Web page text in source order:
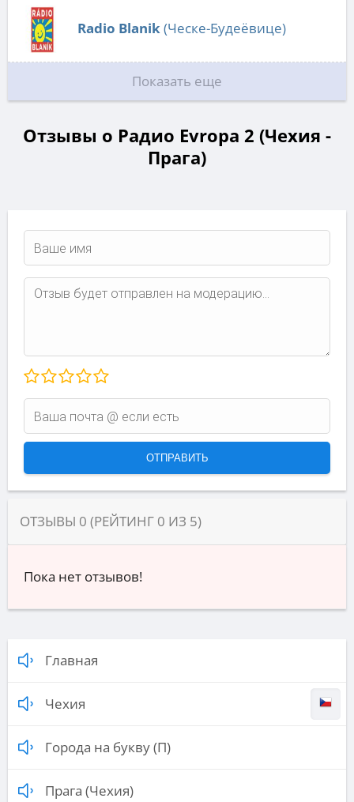
Radio Blanik(Ческе-Будеёвице)
Показать еще
Отзывы о Радио Evropa 2 (Чехия -
Прага)
ОТЗЫВЫ 0 (РЕЙТИНГ 0 ИЗ 5)
Пока нет отзывов!
Главная
Чехия
Города на букву (П)
Прага (Чехия)